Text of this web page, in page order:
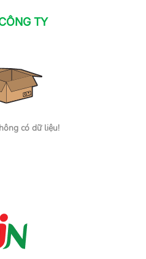
TY
có dữ liệu!